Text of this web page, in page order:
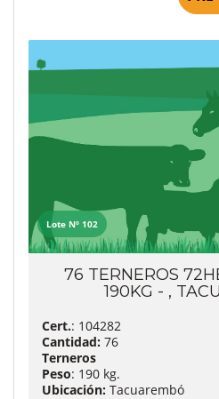
Lote Nº 102
76 TERNEROS
190KG - ,
Cert.: 104282
Cantidad: 76
Terneros
Peso: 190 kg.
Ubicación: Tacuarembó